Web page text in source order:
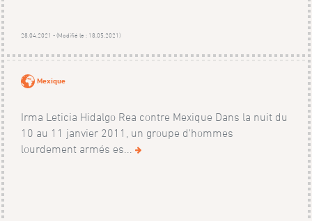
28.04.2021 - (Modifié le : 18.05.2021)
Mexique
Irma Leticia Hidalgo Rea contre Mexique Dans la nuit du
10 au 11 janvier 2011, un groupe d'hommes
lourdement armés es...